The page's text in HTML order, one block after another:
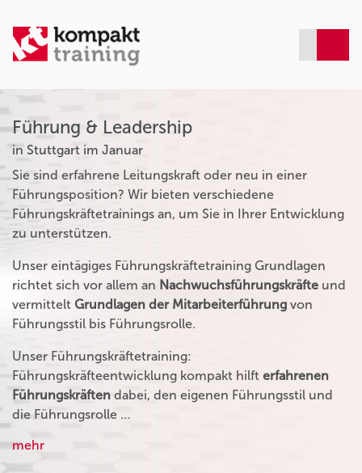
Führung & Leadership
in Stuttgart im Januar
Sie sind erfahrene Leitungskraft oder neu in einer
Führungsposition? Wir bieten verschiedene
Führungskräftetrainings an, um Sie in Ihrer Entwicklung
zu unterstützen.
Unser eintägiges Führungskräftetraining Grundlagen
richtet sich vor allem an Nachwuchsführungskräfte und
vermittelt Grundlagen der Mitarbeiterführung von
Führungsstil bis Führungsrolle.
Unser Führungskräftetraining:
Führungskräfteentwicklung kompakt hilft erfahrenen
Führungskräften dabei, den eigenen Führungsstil und
die Führungsrolle …
mehr